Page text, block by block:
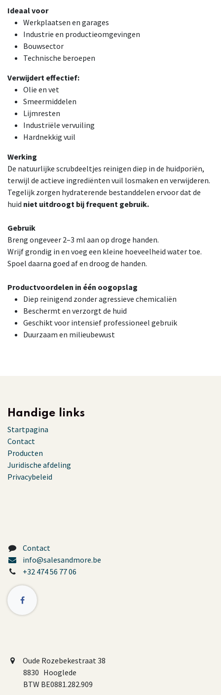
Ideaal voor
Werkplaatsen en garages
Industrie en productieomgevingen
Bouwsector
Technische beroepen
Verwijdert effectief:
Olie en vet
Smeermiddelen
Lijmresten
Industriële vervuiling
Hardnekkig vuil
Werking
De natuurlijke scrubdeeltjes reinigen diep in de huidporiën,
terwijl de actieve ingrediënten vuil losmaken en verwijderen.
Tegelijk zorgen hydraterende bestanddelen ervoor dat de
huid niet uitdroogt bij frequent gebruik.
Gebruik
Breng ongeveer 2–3 ml aan op droge handen.
Wrijf grondig in en voeg een kleine hoeveelheid water toe.
Spoel daarna goed af en droog de handen.
Productvoordelen in één oogopslag
Diep reinigend zonder agressieve chemicaliën
Beschermt en verzorgt de huid
Geschikt voor intensief professioneel gebruik
Duurzaam en milieubewust
Handige links
Startpagina
Contact
Producten
Juridische afdeling
Privacybeleid
Contact
info@salesandmore.be
+32 474 56 77 06
Oude Rozebekestraat 38
8830 Hooglede
BTW BE0881.282.909